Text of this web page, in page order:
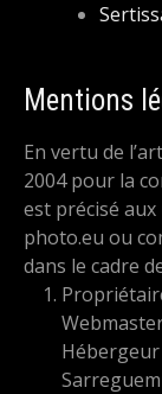
Mentions
En vertu de
2004 pour la
est précisé
photo.eu ou
dans le cadre
Hébergeur